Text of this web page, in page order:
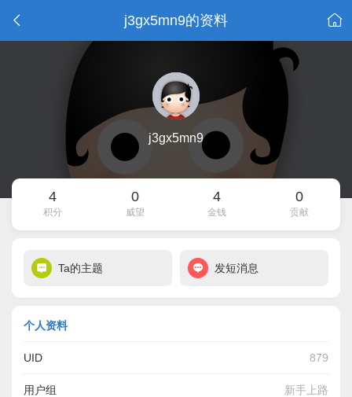
j3gx5mn9的资料
j3gx5mn9
4
积分
0
威望
4
金钱
0
贡献
Ta的主题 发短消息
个人资料
UID 879
用户组 新手上路